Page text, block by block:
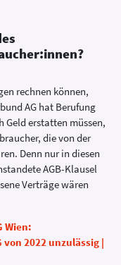
rechnen können,
AG hat Berufung
erstatten müssen,
die von der
Denn nur in diesen
AGB-Klausel
Verträge wären
Wien:
2022 unzulässig |